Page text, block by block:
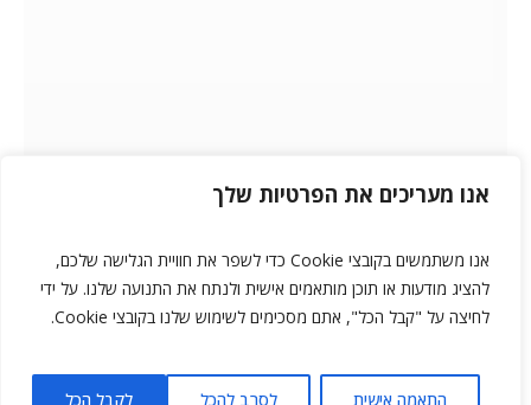
אנו מעריכים את הפרטיות שלך
אנו משתמשים בקובצי Cookie כדי לשפר את חוויית הגלישה שלכם,
להציג מודעות או תוכן מותאמים אישית ולנתח את התנועה שלנו. על ידי
לחיצה על "קבל הכל", אתם מסכימים לשימוש שלנו בקובצי Cookie.
התאמה אישית לסרב להכל לקבל הכל